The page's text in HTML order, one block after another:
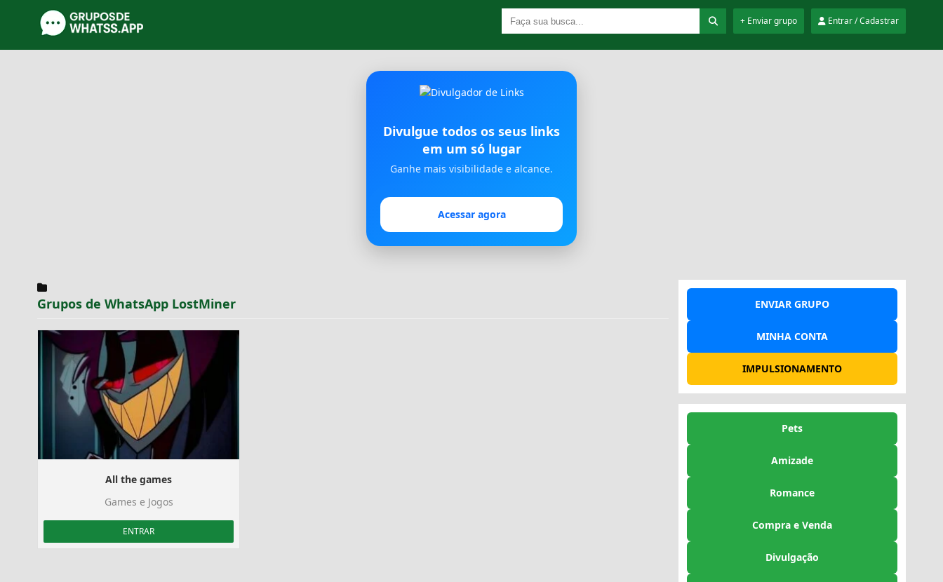
Entrar / Cadastrar
+ Enviar grupo
Divulgue todos os seus links
em um só lugar
Ganhe mais visibilidade e alcance.
Acessar agora
Grupos de WhatsApp LostMiner
All the games
Games e Jogos
ENTRAR
ENVIAR GRUPO
MINHA CONTA
IMPULSIONAMENTO
Pets
Amizade
Romance
Compra e Venda
Divulgação